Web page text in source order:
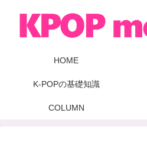
HOME
K-POPの基礎知識
COLUMN